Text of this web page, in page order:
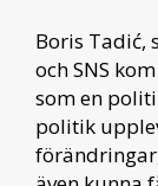
Boris Tadić,
och SNS
som en
politik